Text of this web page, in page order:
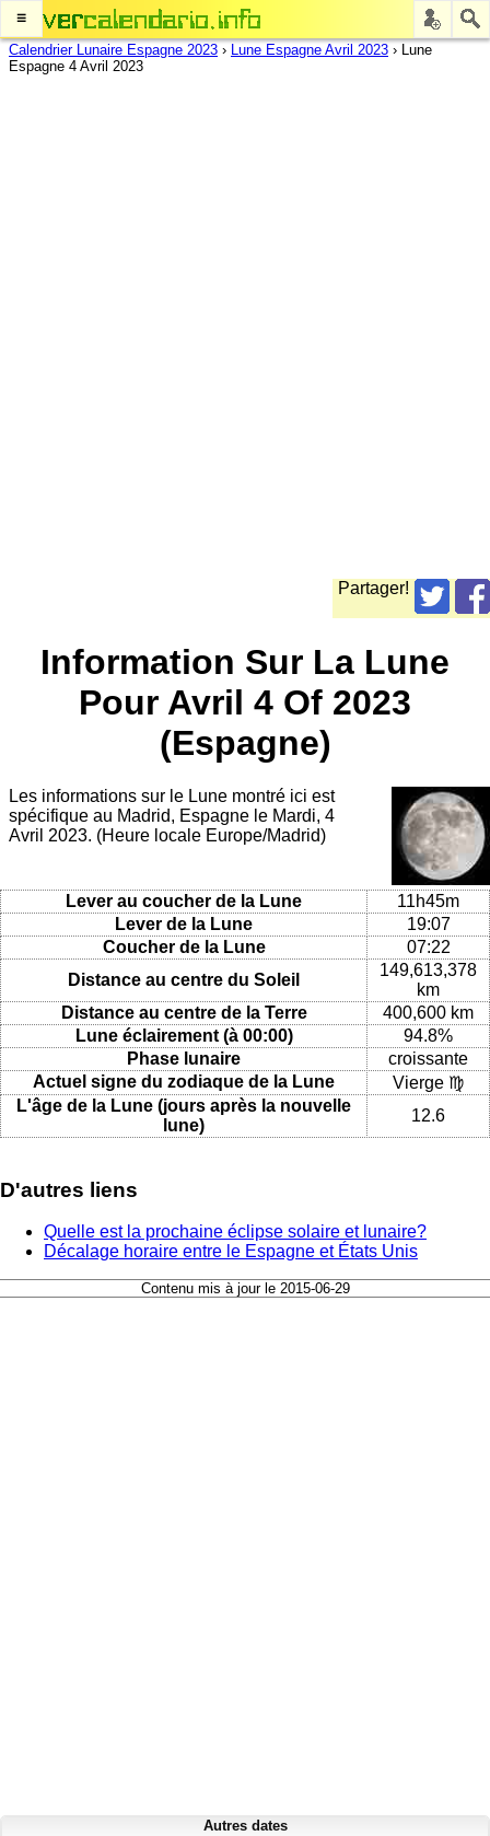
≡
Calendrier Lunaire Espagne 2023 › Lune Espagne Avril 2023 › Lune
Espagne 4 Avril 2023
Partager!
Information Sur La Lune
Pour Avril 4 Of 2023
(Espagne)
Les informations sur le Lune montré ici est
spécifique au Madrid, Espagne le Mardi, 4
Avril 2023. (Heure locale Europe/Madrid)
Lever au coucher de la Lune
11h45m
Lever de la Lune
19:07
Coucher de la Lune
07:22
Distance au centre du Soleil
149,613,378
km
Distance au centre de la Terre
400,600 km
Lune éclairement (à 00:00)
94.8%
Phase lunaire
croissante
Actuel signe du zodiaque de la Lune
Vierge ♍
L'âge de la Lune (jours après la nouvelle
lune)
12.6
D'autres liens
Quelle est la prochaine éclipse solaire et lunaire?
Décalage horaire entre le Espagne et États Unis
Contenu mis à jour le 2015-06-29
Autres dates